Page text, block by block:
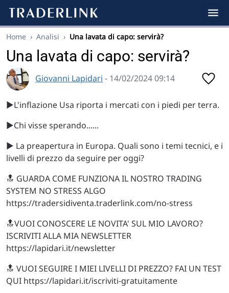
Home › Analisi › Una lavata di capo: servirà?
Una lavata di capo: servirà?
Giovanni Lapidari - 14/02/2024 09:14
▶️L'inflazione Usa riporta i mercati con i piedi per terra.
▶️Chi visse sperando......
▶️ La preapertura in Europa. Quali sono i temi tecnici, e i
livelli di prezzo da seguire per oggi?
🔝 GUARDA COME FUNZIONA IL NOSTRO TRADING
SYSTEM NO STRESS ALGO
https://tradersidiventa.traderlink.com/no-stress
🔝VUOI CONOSCERE LE NOVITA' SUL MIO LAVORO?
ISCRIVITI ALLA MIA NEWSLETTER
https://lapidari.it/newsletter
🔝 VUOI SEGUIRE I MIEI LIVELLI DI PREZZO? FAI UN TEST
QUI https://lapidari.it/iscriviti-gratuitamente